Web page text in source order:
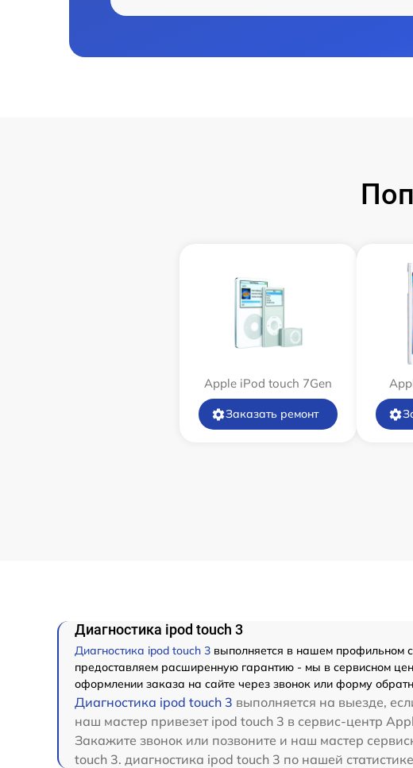
Apple iPod touch 7Gen
Заказать ремонт
Диагностика ipod touch 3
Диагностика ipod touch 3 выполняется в нашем профильном
предоставляем расширенную гарантию - мы в сервисном
оформлении заказа на сайте через звонок или форму
Диагностика ipod touch 3 выполняется на выезде,
наш мастер привезет ipod touch 3 в сервис-центр
Закажите звонок или позвоните и наш мастер
touch 3. диагностика ipod touch 3 по нашей